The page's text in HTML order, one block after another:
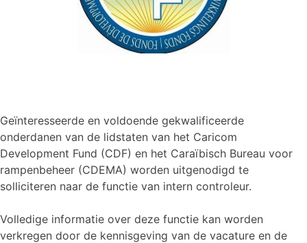
Geïnteresseerde en voldoende gekwalificeerde
onderdanen van de lidstaten van het Caricom
Development Fund (CDF) en het Caraïbisch Bureau voor
rampenbeheer (CDEMA) worden uitgenodigd te
solliciteren naar de functie van intern controleur.
Volledige informatie over deze functie kan worden
verkregen door de kennisgeving van de vacature en de